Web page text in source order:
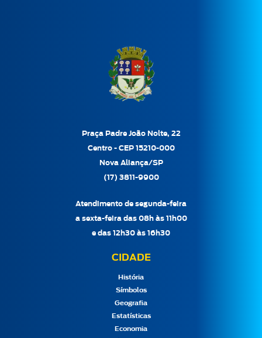
Praça Padre João Nolte, 22
Centro - CEP 15210-000
Nova Aliança/SP
(17) 3811-9900
Atendimento de segunda-feira
a sexta-feira das 08h às 11h00
e das 12h30 às 16h30
CIDADE
História
Símbolos
Geografia
Estatísticas
Economia